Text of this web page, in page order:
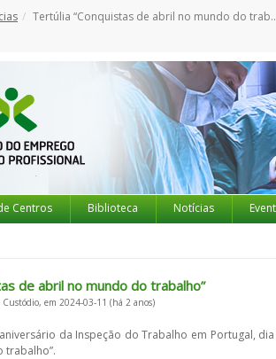
Tertúlia “Conquistas de abril no mundo do trabalho”
Centros Biblioteca Notícias
de abril no mundo do trabalho”
em 2024-03-11 (há 2 anos)
da Inspeção do Trabalho em Portugal,
trabalho”.